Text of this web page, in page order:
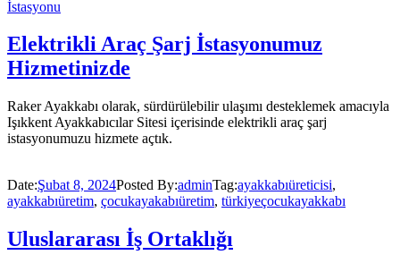
İstasyonu
Elektrikli Araç Şarj İstasyonumuz
Hizmetinizde
Raker Ayakkabı olarak, sürdürülebilir ulaşımı desteklemek amacıyla
Işıkkent Ayakkabıcılar Sitesi içerisinde elektrikli araç şarj
istasyonumuzu hizmete açtık.
Date:Şubat 8, 2024Posted By:adminTag:ayakkabıüreticisi,
ayakkabıüretim, çocukayakabıüretim, türkiyeçocukayakkabı
Uluslararası İş Ortaklığı